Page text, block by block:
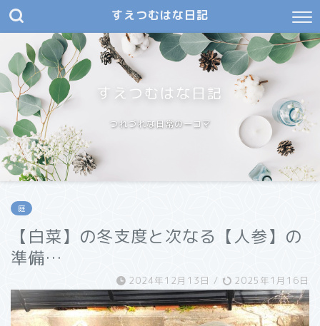
すえつむはな日記
すえつむはな日記
つれづれな日常の一コマ
庭
【白菜】の冬支度と次なる【人参】の
準備…
2024年12月13日 / 2025年1月16日